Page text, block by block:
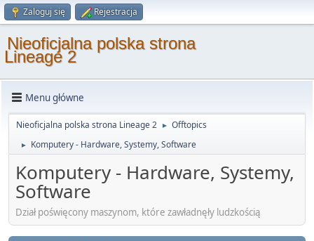
Zaloguj się Rejestracja
Nieoficjalna polska strona
Lineage 2
Menu główne
Nieoficjalna polska strona Lineage 2 ► Offtopics
► Komputery - Hardware, Systemy, Software
Komputery - Hardware, Systemy,
Software
Dział poświęcony maszynom, które zawładnęły ludzkością